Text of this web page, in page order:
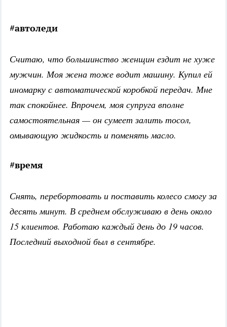
#автоледи
Считаю, что большинство женщин ездит не хуже
мужчин. Моя жена тоже водит машину. Купил ей
иномарку с автоматической коробкой передач. Мне
так спокойнее. Впрочем, моя супруга вполне
самостоятельная — он сумеет залить тосол,
омывающую жидкость и поменять масло.
#время
Снять, перебортовать и поставить колесо смогу за
десять минут. В среднем обслуживаю в день около
15 клиентов. Работаю каждый день до 19 часов.
Последний выходной был в сентябре.